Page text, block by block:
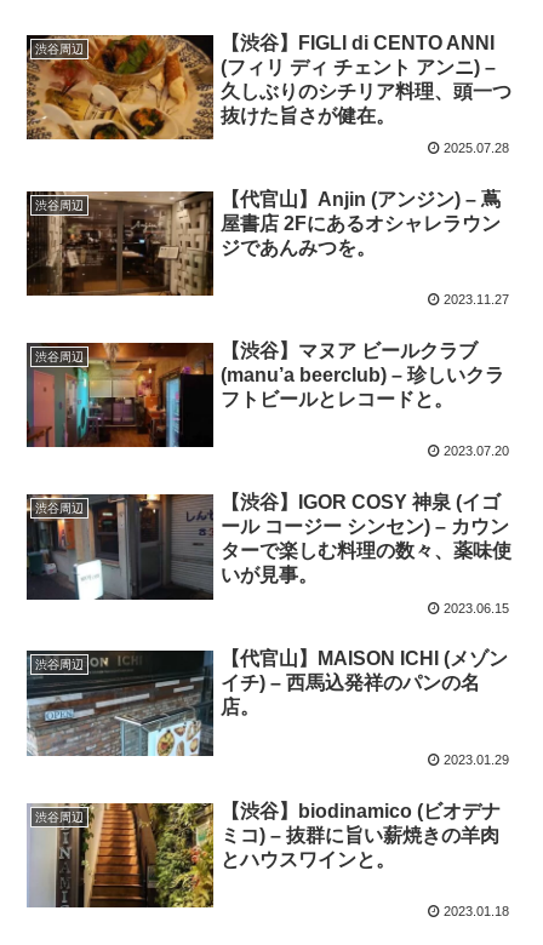
渋谷周辺
【渋谷】FIGLI di CENTO ANNI
(フィリ ディ チェント アンニ) –
久しぶりのシチリア料理、頭一つ
抜けた旨さが健在。
2025.07.28
渋谷周辺
【代官山】Anjin (アンジン) – 蔦
屋書店 2Fにあるオシャレラウン
ジであんみつを。
2023.11.27
渋谷周辺
【渋谷】マヌア ビールクラブ
(manu’a beerclub) – 珍しいクラ
フトビールとレコードと。
2023.07.20
渋谷周辺
【渋谷】IGOR COSY 神泉 (イゴ
ール コージー シンセン) – カウン
ターで楽しむ料理の数々、薬味使
いが見事。
2023.06.15
渋谷周辺
【代官山】MAISON ICHI (メゾン
イチ) – 西馬込発祥のパンの名
店。
2023.01.29
渋谷周辺
【渋谷】biodinamico (ビオデナ
ミコ) – 抜群に旨い薪焼きの羊肉
とハウスワインと。
2023.01.18